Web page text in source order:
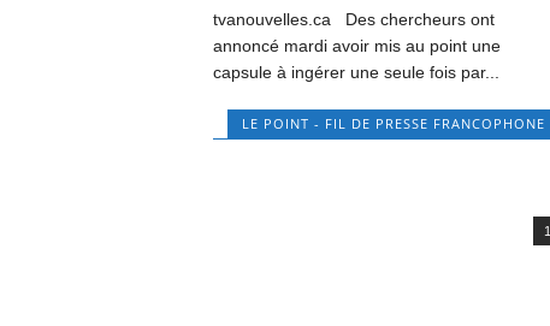
tvanouvelles.ca Des chercheurs ont
annoncé mardi avoir mis au point une
capsule à ingérer une seule fois par...
LE POINT - FIL DE PRESSE FRANCOPHONE
1